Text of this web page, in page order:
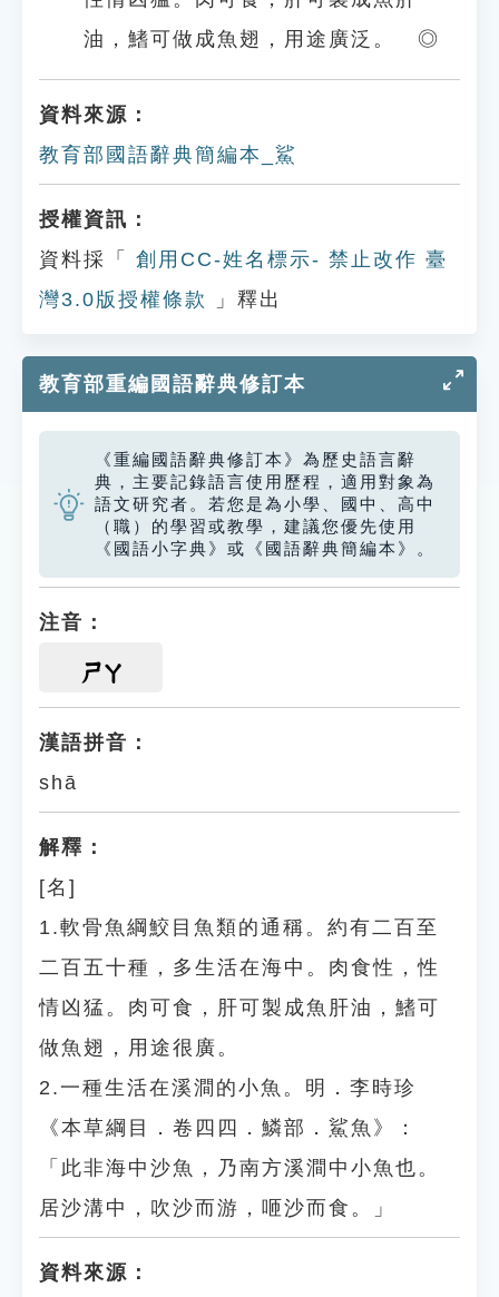
油，鰭可做成魚翅，用途廣泛。 ◎
資料來源：
教育部國語辭典簡編本_鯊
授權資訊：
資料採「
創用CC-姓名標示- 禁止改作 臺
灣3.0版授權條款
」釋出
教育部重編國語辭典修訂本
《重編國語辭典修訂本》為歷史語言辭
典，主要記錄語言使用歷程，適用對象為
語文研究者。若您是為小學、國中、高中
（職）的學習或教學，建議您優先使用
《國語小字典》或《國語辭典簡編本》。
注音：
ㄕㄚ
漢語拼音：
shā
解釋：
[名]
1.軟骨魚綱鮫目魚類的通稱。約有二百至
二百五十種，多生活在海中。肉食性，性
情凶猛。肉可食，肝可製成魚肝油，鰭可
做魚翅，用途很廣。
2.一種生活在溪澗的小魚。明．李時珍
《本草綱目．卷四四．鱗部．鯊魚》：
「此非海中沙魚，乃南方溪澗中小魚也。
居沙溝中，吹沙而游，咂沙而食。」
資料來源：